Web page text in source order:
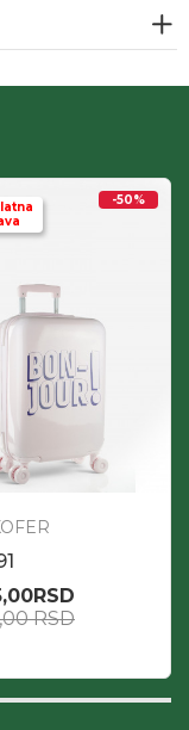
-50%
RSD
RSD